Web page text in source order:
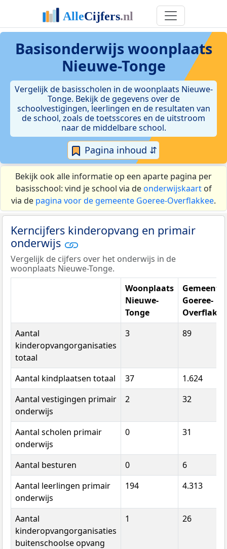
Basisonderwijs woonplaats
Nieuwe-Tonge
Vergelijk de basisscholen in de woonplaats Nieuwe-
Tonge. Bekijk de gegevens over de
schoolvestigingen, leerlingen en de resultaten van
de school, zoals de toetsscores en de uitstroom
naar de middelbare school.
Pagina inhoud ⇵
Bekijk ook alle informatie op een aparte pagina per
basisschool: vind je school via deonderwijskaartof
via de pagina voor de gemeente Goeree-Overflakkee.
Kerncijfers kinderopvang en primair
onderwijs
Vergelijk de cijfers over het onderwijs in de
woonplaats Nieuwe-Tonge.
Woonplaats
Nieuwe-
Tonge
Gemeente
Goeree-
Aantal
kinderopvangorganisaties
totaal
3 89
Aantal kindplaatsen totaal 37
1.624
Aantal vestigingen primair
onderwijs
2 32
Aantal scholen primair
onderwijs
0 31
Aantal besturen 0
6
Aantal leerlingen primair
onderwijs
194 4.313
Aantal
kinderopvangorganisaties
buitenschoolse opvang
1 26